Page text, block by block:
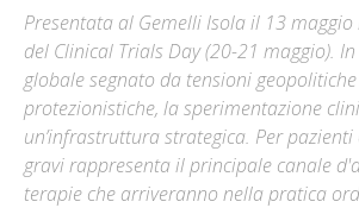
Presentata al Gemelli Isola il 13
del Clinical Trials Day (20-21 maggio).
globale segnato da tensioni
protezionistiche, la sperimentazione
un’infrastruttura strategica. Per
gravi rappresenta il principale canale
terapie che arriveranno nella pratica